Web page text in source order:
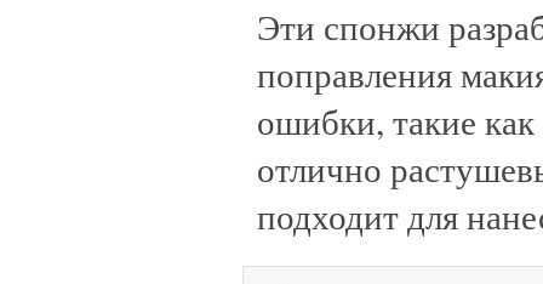
Эти спонжи
поправления
ошибки, такие
отлично
подходит для